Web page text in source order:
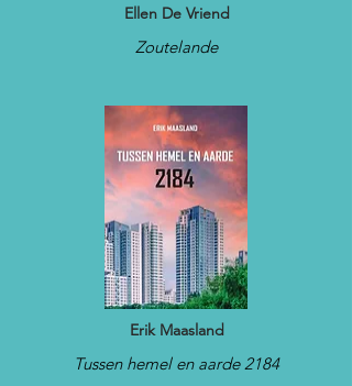
Ellen De Vriend
Zoutelande
Erik Maasland
Tussen hemel en aarde 2184